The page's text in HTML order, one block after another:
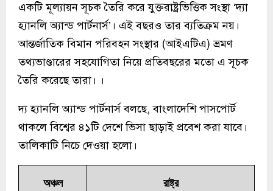
একটি মূল্যায়ন সূচক তৈরি করে যুক্তরাষ্ট্রভিত্তিক সংস্থা ‘দ্যা
হ্যানলি অ্যান্ড পার্টনার্স’। এই বছরও তার ব্যতিক্রম নয়।
আন্তর্জাতিক বিমান পরিবহন সংস্থার (আইএটিএ) ভ্রমণ
তথ্যভাণ্ডারের সহযোগিতা নিয়ে প্রতিবছরের মতো এ সূচক
তৈরি করেছে তারা। ।
দ্য হ্যানলি অ্যান্ড পার্টনার্স বলছে, বাংলাদেশি পাসপোর্ট
থাকলে বিশ্বের ৪১টি দেশে ভিসা ছাড়াই প্রবেশ করা যাবে।
তালিকাটি নিচে দেওয়া হলো।
অঞ্চল রাষ্ট্র